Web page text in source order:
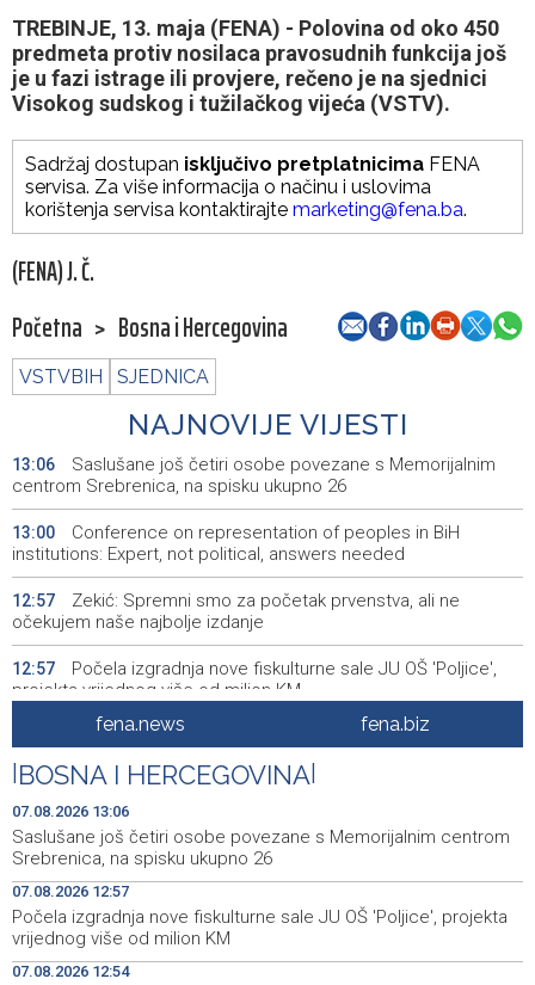
TREBINJE, 13. maja (FENA) - Polovina od oko 450
predmeta protiv nosilaca pravosudnih funkcija još
je u fazi istrage ili provjere, rečeno je na sjednici
Visokog sudskog i tužilačkog vijeća (VSTV).
Sadržaj dostupan isključivo pretplatnicima FENA
servisa. Za više informacija o načinu i uslovima
korištenja servisa kontaktirajte marketing@fena.ba.
(FENA) J. Č.
Početna > Bosna i Hercegovina
VSTVBIH SJEDNICA
NAJNOVIJE VIJESTI
13:06
Saslušane još četiri osobe povezane s Memorijalnim
centrom Srebrenica, na spisku ukupno 26
13:00
Conference on representation of peoples in BiH
institutions: Expert, not political, answers needed
12:57
Zekić: Spremni smo za početak prvenstva, ali ne
očekujem naše najbolje izdanje
12:57
Počela izgradnja nove fiskulturne sale JU OŠ 'Poljice',
projekta vrijednog više od milion KM
Helikopter Oružanih snaga BiH nastavlja gasiti požar na
području Konjica
12:52
Uhićene dvije osobe zbog provale na benzinsku crpku u
Konjicu
U BiH u prvih šest mjeseci 2026. manje turističkih
dolazaka, ali više noćenja
12:39
Two of 11 protesting Zenica miners forced to leave pit
due to health problems
fena.news fena.biz
BOSNA I HERCEGOVINA
07.08.2026 13:06
Saslušane još četiri osobe povezane s Memorijalnim centrom
Srebrenica, na spisku ukupno 26
07.08.2026 12:57
Počela izgradnja nove fiskulturne sale JU OŠ 'Poljice', projekta
vrijednog više od milion KM
07.08.2026 12:54